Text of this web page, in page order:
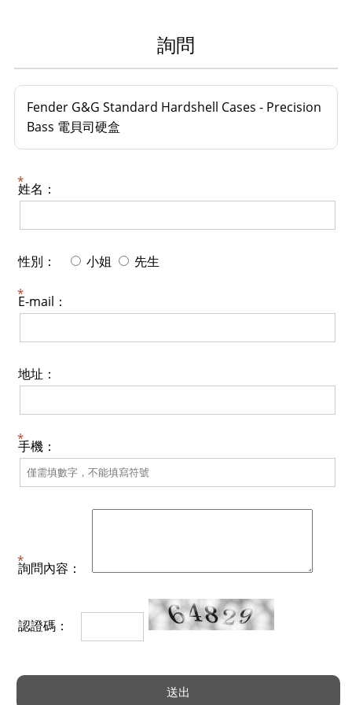
詢問
Fender G&G Standard Hardshell Cases - Precision
Bass 電貝司硬盒
姓名：
性別： 小姐 先生
E-mail：
地址：
手機：
詢問內容：
認證碼：